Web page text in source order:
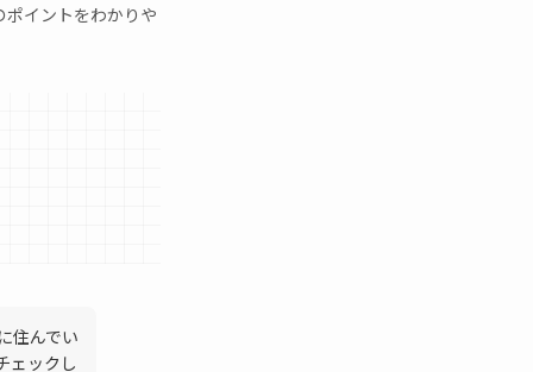
ポイントをわかりや
住んでい
ェックし